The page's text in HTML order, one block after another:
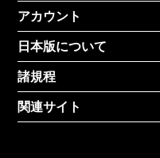
アカウント
日本版について
諸規程
関連サイト